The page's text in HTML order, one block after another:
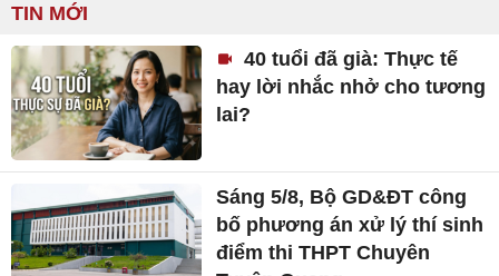
TIN MỚI
40 tuổi đã già: Thực tế
hay lời nhắc nhở cho tương
lai?
Sáng 5/8, Bộ GD&ĐT công
bố phương án xử lý thí sinh
điểm thi THPT Chuyên